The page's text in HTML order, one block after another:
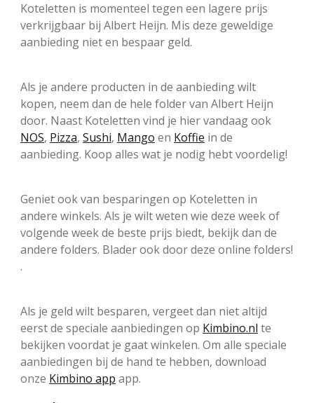
Koteletten is momenteel tegen een lagere prijs
verkrijgbaar bij Albert Heijn. Mis deze geweldige
aanbieding niet en bespaar geld.
Als je andere producten in de aanbieding wilt
kopen, neem dan de hele folder van Albert Heijn
door. Naast Koteletten vind je hier vandaag ook
NOS, Pizza, Sushi, Mango en Koffie in de
aanbieding. Koop alles wat je nodig hebt voordelig!
Geniet ook van besparingen op Koteletten in
andere winkels. Als je wilt weten wie deze week of
volgende week de beste prijs biedt, bekijk dan de
andere folders. Blader ook door deze online folders!
.
Als je geld wilt besparen, vergeet dan niet altijd
eerst de speciale aanbiedingen op Kimbino.nl te
bekijken voordat je gaat winkelen. Om alle speciale
aanbiedingen bij de hand te hebben, download
onze Kimbino app app.